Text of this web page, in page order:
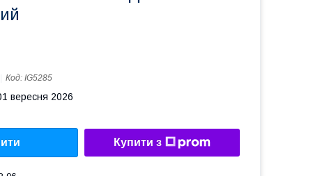
Код: IG5285
вересня 2026
Купити з